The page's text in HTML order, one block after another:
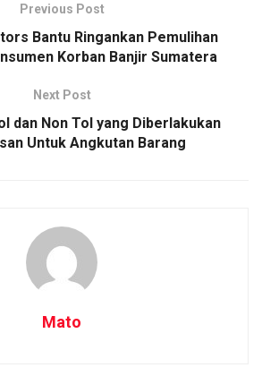
Previous Post
Bantu Ringankan Pemulihan
Korban Banjir Sumatera
Next Post
dan Non Tol yang Diberlakukan
Untuk Angkutan Barang
Mato